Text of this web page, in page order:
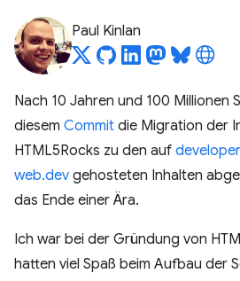
Paul Kinlan
Nach 10 Jahren und 100 Millionen
diesem Commit die Migration der
HTML5Rocks zu den auf
web.dev gehosteten Inhalten
das Ende einer Ära.
Ich war bei der Gründung von
hatten viel Spaß beim Aufbau der